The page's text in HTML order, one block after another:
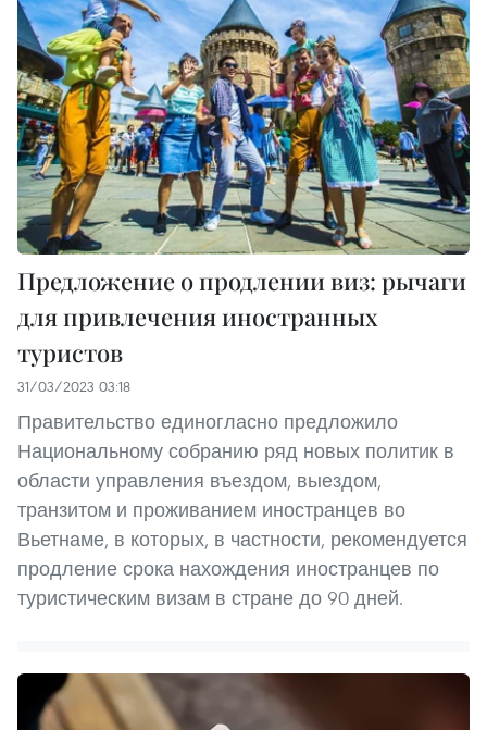
Предложение о продлении виз: рычаги
для привлечения иностранных
туристов
31/03/2023 03:18
Правительство единогласно предложило
Национальному собранию ряд новых политик в
области управления въездом, выездом,
транзитом и проживанием иностранцев во
Вьетнаме, в которых, в частности, рекомендуется
продление срока нахождения иностранцев по
туристическим визам в стране до 90 дней.